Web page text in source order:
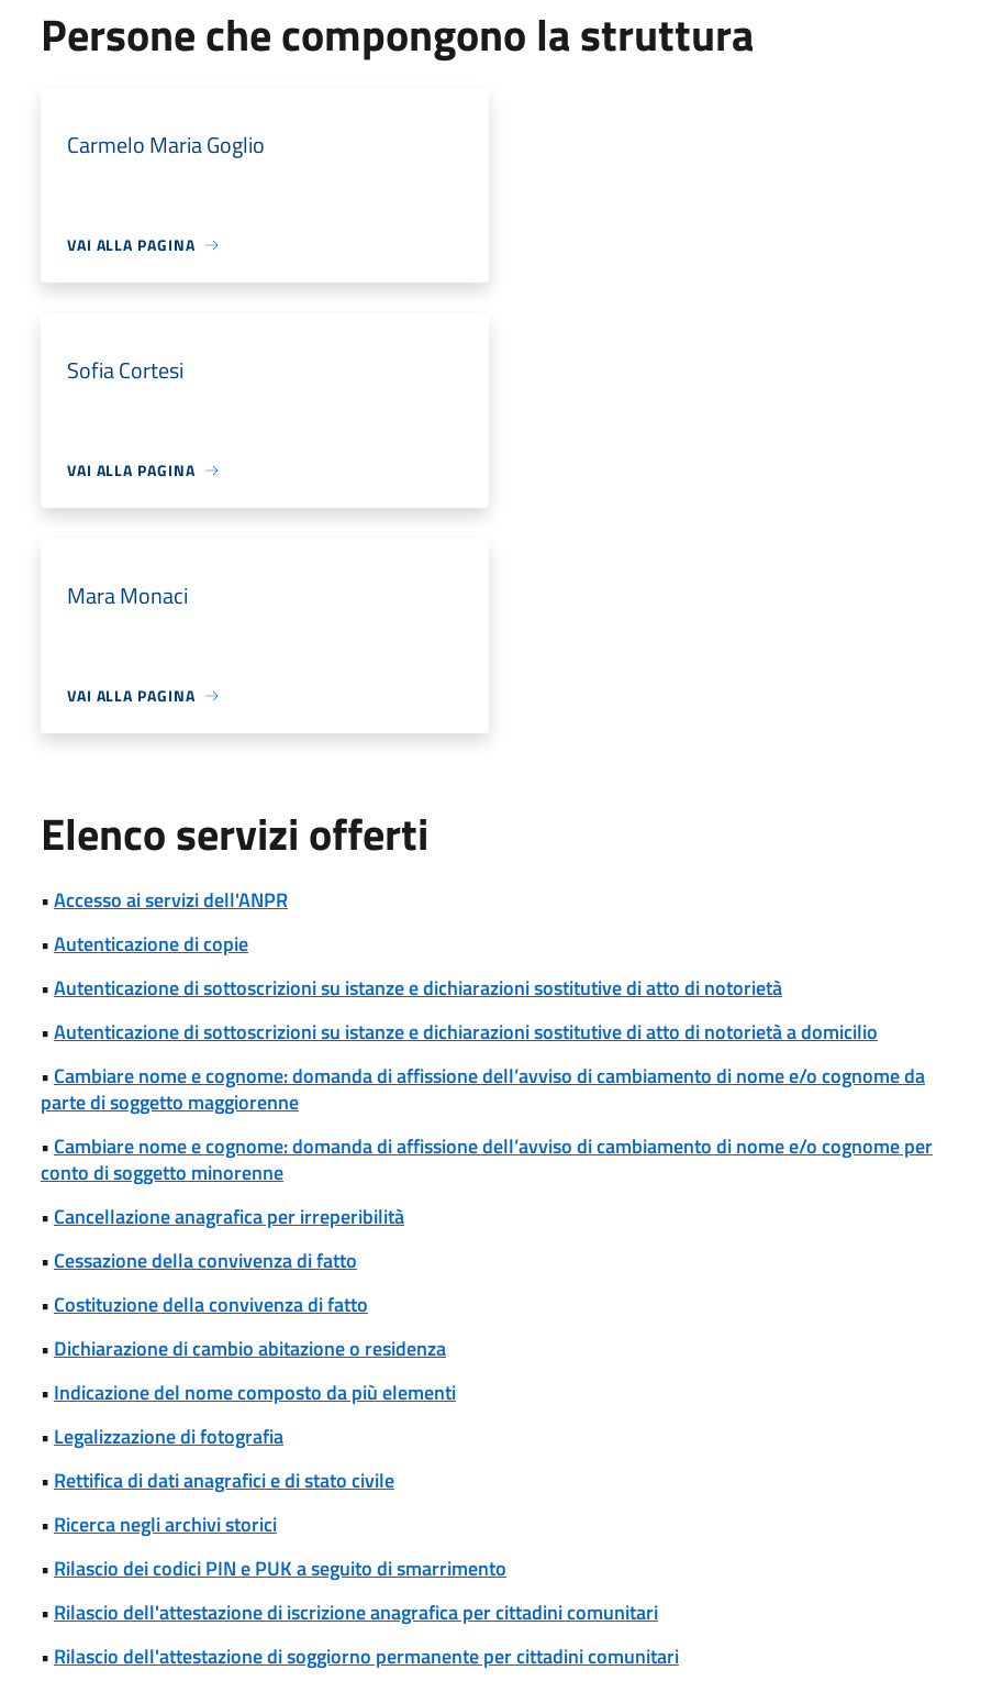
Persone che compongono la struttura
Carmelo Maria Goglio
VAI ALLA PAGINA
Sofia Cortesi
VAI ALLA PAGINA
Mara Monaci
VAI ALLA PAGINA
Elenco servizi offerti
•Accesso ai servizi dell'ANPR
•Autenticazione di copie
•Autenticazione di sottoscrizioni su istanze e dichiarazioni sostitutive di atto di notorietà
•Autenticazione di sottoscrizioni su istanze e dichiarazioni sostitutive di atto di notorietà a domicilio
• Cambiare nome e cognome: domanda di affissione dell’avviso di cambiamento di nome e/o cognome da
parte di soggetto maggiorenne
• Cambiare nome e cognome: domanda di affissione dell’avviso di cambiamento di nome e/o cognome per
conto di soggetto minorenne
• Cancellazione anagrafica per irreperibilità
• Cessazione della convivenza di fatto
• Costituzione della convivenza di fatto
• Dichiarazione di cambio abitazione o residenza
• Indicazione del nome composto da più elementi
• Legalizzazione di fotografia
• Rettifica di dati anagrafici e di stato civile
• Ricerca negli archivi storici
• Rilascio dei codici PIN e PUK a seguito di smarrimento
• Rilascio dell'attestazione di iscrizione anagrafica per cittadini comunitari
• Rilascio dell'attestazione di soggiorno permanente per cittadini comunitari